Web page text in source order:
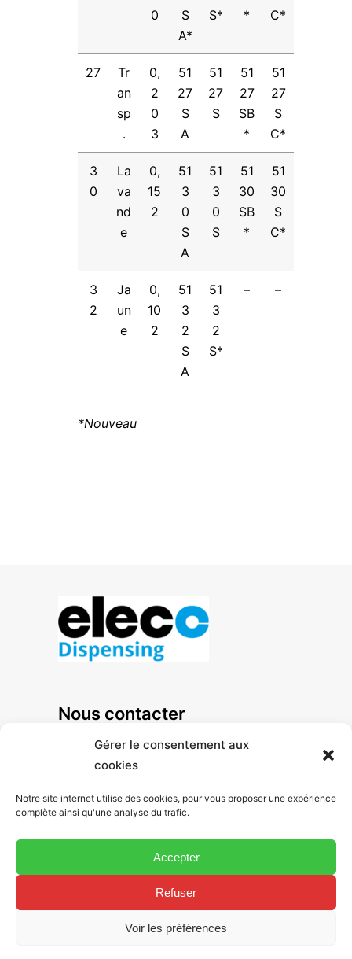
Gérer le consentement aux
cookies
Notre site internet utilise des cookies, pour vous proposer une expérience
complète ainsi qu'une analyse du trafic.
Accepter
Refuser
Voir les préférences
0
S
A*
S*
*
C*
27
Tr
an
sp
.
0,
2
0
3
51
27
S
A
51
27
S
51
27
SB
*
51
27
S
C*
3
0
La
va
nd
e
0,
15
2
51
3
0
S
A
51
3
0
S
51
30
SB
*
51
30
S
C*
3
2
Ja
un
e
0,
10
2
51
3
2
S
A
51
3
2
S*
– –
*Nouveau
Nous contacter
+33 1 47 92 41 80
125, avenue Louis Roche
92238 Gennevilliers Cedex - France